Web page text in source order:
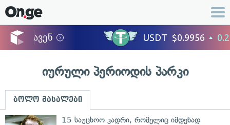
იურული პერიოდის პარკი
ბოლო მასალები
15 საუცხოო კადრი, რომელიც იმდენად